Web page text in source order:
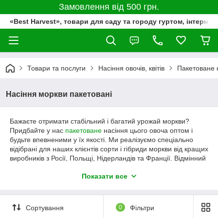
Замовлення від 500 грн.
«Best Harvest», товари для саду та городу гуртом,
Товари та послуги Насіння овочів, квітів Пакетоване
Насіння моркви пакетовані
Бажаєте отримати стабільний і багатий урожай моркви?
Придбайте у нас пакетоване насіння цього овоча оптом і
будьте впевненими у їх якості. Ми реалізуємо спеціально
відібрані для наших клієнтів сорти і гібриди моркви від кращих
виробників з Росії, Польщі, Нідерландів та Франції. Відмінний
Сорти і гібриди моркви оптом
Показати все
Сортування 0 Фільтри